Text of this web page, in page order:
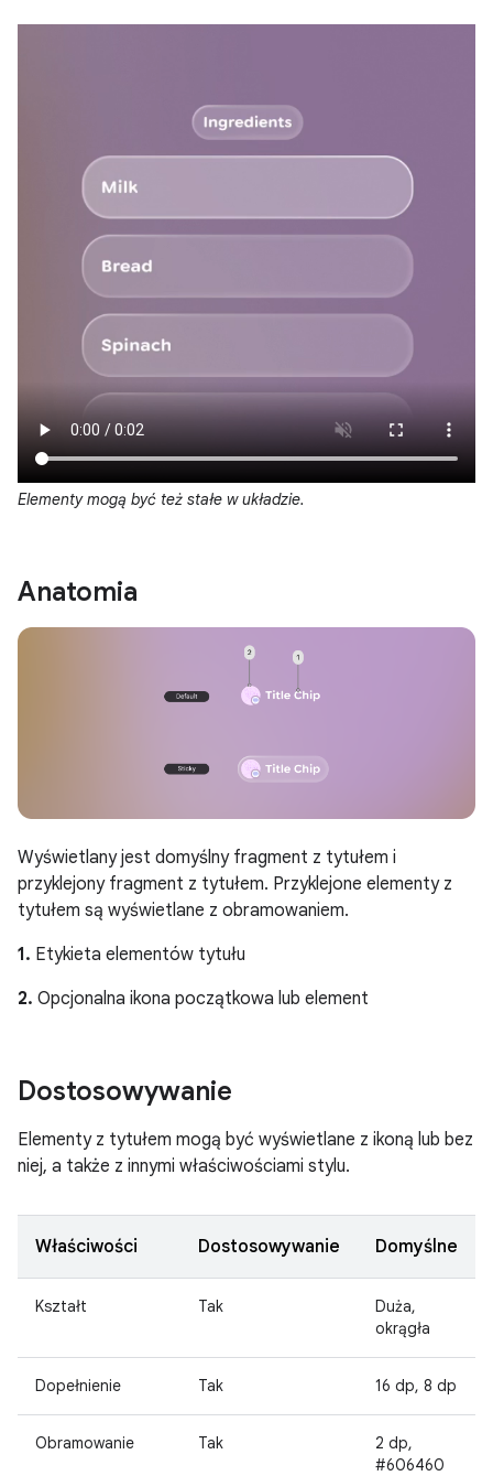
Elementy mogą być też stałe w układzie.
Anatomia
Wyświetlany jest domyślny fragment z tytułem i
przyklejony fragment z tytułem. Przyklejone elementy z
tytułem są wyświetlane z obramowaniem.
1. Etykieta elementów tytułu
2. Opcjonalna ikona początkowa lub element
Dostosowywanie
Elementy z tytułem mogą być wyświetlane z ikoną lub bez
niej, a także z innymi właściwościami stylu.
Właściwości Dostosowywanie Domyślne
Kształt Tak
Duża,
okrągła
Dopełnienie Tak 16 dp, 8 dp
Obramowanie Tak
2 dp,
#606460